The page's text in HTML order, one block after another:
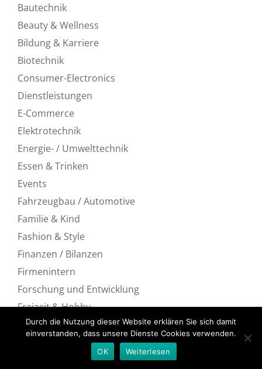
Bautechnik
Beauty & Wellness
Bildung & Karriere
Biotechnik
Consumer-Electronics
Dienstleistungen
E-Commerce
Elektrotechnik
Energie- / Umwelttechnik
Essen & Trinken
Events
Fahrzeugbau / Automotive
Familie & Kind
Fashion & Style
Finanzen / Bilanzen
Firmenintern
Forschung und Entwicklung
Freizeit & Hobby
Gesundheit & Medizin
Durch die Nutzung dieser Website erklären Sie sich damit
einverstanden, dass unsere Dienste Cookies verwenden.
OK
Weiterlesen